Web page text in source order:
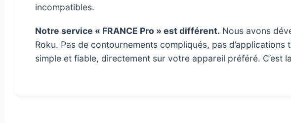
incompatibles.
Notre service « FRANCE Pro » est différent. Nous avons
Roku. Pas de contournements compliqués, pas
simple et fiable, directement sur votre appareil préféré. C’est